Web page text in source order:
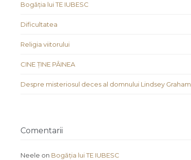
Bogăția lui TE IUBESC
Dificultatea
Religia viitorului
CINE ȚINE PÂINEA
Despre misteriosul deces al domnului Lindsey Graham
Comentarii
Neele on Bogăția lui TE IUBESC